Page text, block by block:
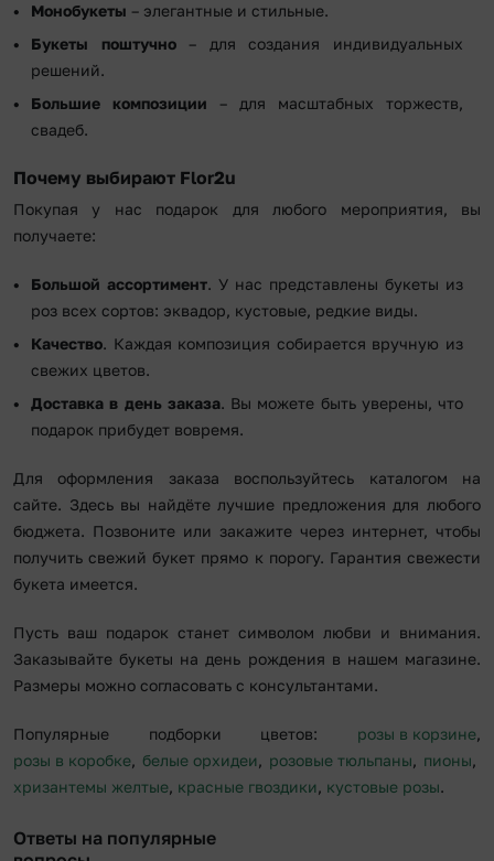
Монобукеты – элегантные и стильные.
Букеты поштучно– для создания индивидуальных
решений.
Большие композиции – для масштабных торжеств,
свадеб.
Почему выбирают Flor2u
Покупая у нас подарок для любого мероприятия, вы
получаете:
Большой ассортимент. У нас представлены букеты из
роз всех сортов: эквадор, кустовые, редкие виды.
Качество. Каждая композиция собирается вручную из
свежих цветов.
Доставка в день заказа. Вы можете быть уверены, что
подарок прибудет вовремя.
Для оформления заказа воспользуйтесь каталогом на
сайте. Здесь вы найдёте лучшие предложения для любого
бюджета. Позвоните или закажите через интернет, чтобы
получить свежий букет прямо к порогу. Гарантия свежести
букета имеется.
Пусть ваш подарок станет символом любви и внимания.
Заказывайте букеты на день рождения в нашем магазине.
Размеры можно согласовать с консультантами.
Популярные подборки цветов: розы в корзине,
розы в коробке, белые орхидеи, розовые тюльпаны, пионы,
хризантемы желтые, красные гвоздики, кустовые розы.
Ответы на популярные